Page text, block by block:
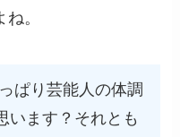
。
ぱり芸能人の体調
います？それとも